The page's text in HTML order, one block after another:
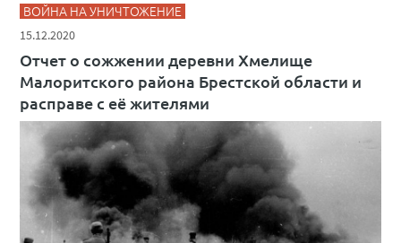
ВОЙНА НА УНИЧТОЖЕНИЕ
15.12.2020
Отчет о сожжении деревни Хмелище
Малоритского района Брестской области и
расправе с её жителями